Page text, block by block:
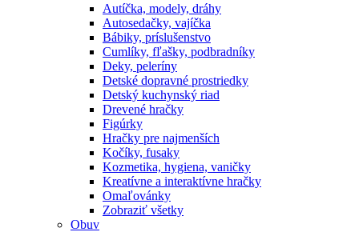
Autíčka, modely, dráhy
Autosedačky, vajíčka
Bábiky, príslušenstvo
Cumlíky, fľašky, podbradníky
Deky, peleríny
Detské dopravné prostriedky
Detský kuchynský riad
Drevené hračky
Figúrky
Hračky pre najmenších
Kočíky, fusaky
Kozmetika, hygiena, vaničky
Kreatívne a interaktívne hračky
Omaľovánky
Zobraziť všetky
Obuv